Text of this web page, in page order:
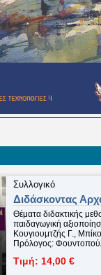
Συλλογικό
Διδάσκοντας
Θέματα διδακτικής
παιδαγωγική
Κουγιουμτζής Γ.,
Πρόλογος:
Τιμή: 14,00 €